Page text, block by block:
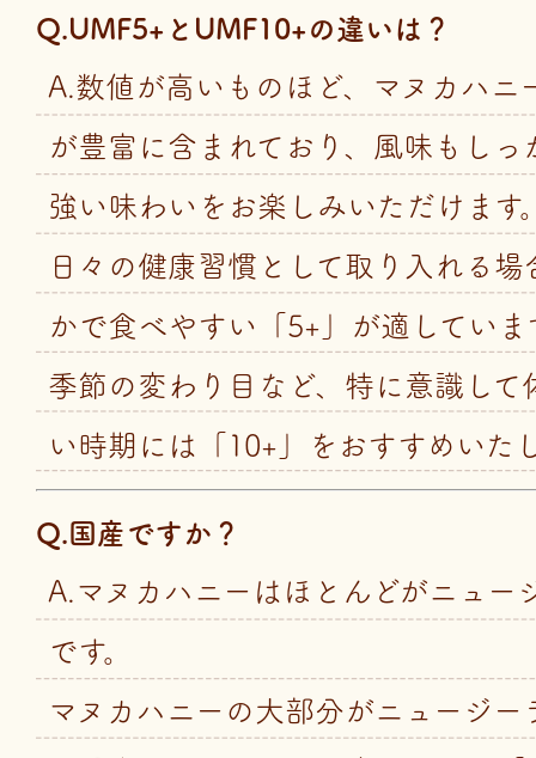
Q.UMF5+とUMF10+の違いは？
A.数値が高いものほど、マヌカハニ
が豊富に含まれており、風味もしっ
強い味わいをお楽しみいただけます
日々の健康習慣として取り入れる場
かで食べやすい「5+」が適していま
季節の変わり目など、特に意識して
い時期には「10+」をおすすめいた
Q.国産ですか？
A.マヌカハニーはほとんどがニュー
です。
マヌカハニーの大部分がニュージー